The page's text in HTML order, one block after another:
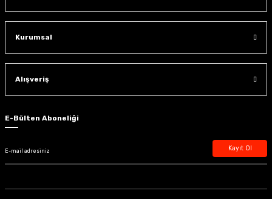
Kurumsal
Alışveriş
E-Bülten Aboneliği
Kayıt Ol